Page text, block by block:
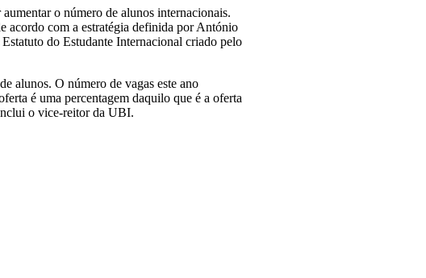
o número de alunos internacionais.
acordo com a estratégia definida por António
do Estudante Internacional criado pelo
alunos. O número de vagas este ano
é uma percentagem daquilo que é a oferta
o vice-reitor da UBI.